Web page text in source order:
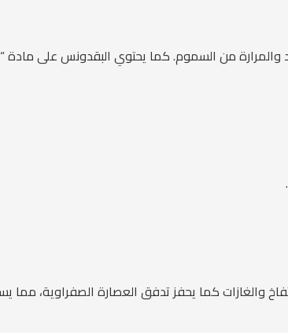
من السموم. كما يحتوي البقدونس على مادة
والغازات كما يحفز تدفق العصارة الصفراوية،